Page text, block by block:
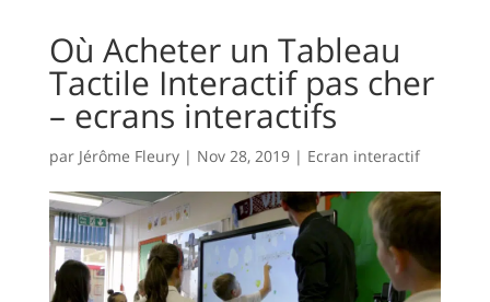
Où Acheter un Tableau
Tactile Interactif pas cher
– ecrans interactifs
par Jérôme Fleury| Nov 28, 2019| Ecran interactif